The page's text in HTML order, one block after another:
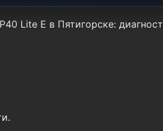
Lite E в Пятигорске: